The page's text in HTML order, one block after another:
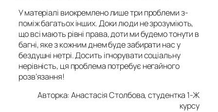
У матеріалі виокремлено лише три проблеми з-
поміж багатьох інших. Доки люди не зрозуміють,
що всі мають рівні права, доти ми будемо тонути в
багні, яке з кожним днем буде забирати нас у
бездушні нетрі. Досить ігнорувати соціальну
нерівність, ця проблема потребує негайного
розв’язання!
Авторка: Анастасія Столбова, студентка 1-Ж
курсу